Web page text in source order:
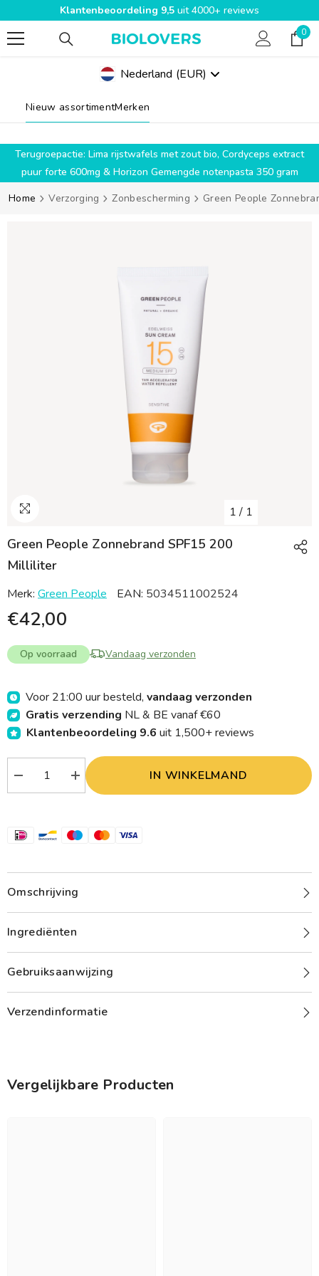
SPRING NAAR INHOUD
Klantenbeoordeling 9,5 uit 4000+ reviews
0
0
Geolocation Button Mobile: Nederland, EUR
Nederland (EUR)
Nieuw assortimentMerken
Terugroepactie: Lima rijstwafels met zout bio, Cordyceps extract
puur forte 600mg & Horizon Gemengde notenpasta 350 gram
Home
Verzorging Zonbescherming Green People
1 / 1
Green People Zonnebrand SPF15 200
Milliliter
Merk: Green People EAN: 5034511002524
€42,00
Op voorraad Vandaag verzonden
Voor 21:00 uur besteld, vandaag verzonden
Gratis verzending NL & BE vanaf €60
Klantenbeoordeling 9.6 uit 1,500+ reviews
Verlaag
aantal
SPF15
Verhoog
aantal
SPF15
IN WINKELMAND
Omschrijving
Ingrediënten
Gebruiksaanwijzing
Verzendinformatie
Vergelijkbare Producten